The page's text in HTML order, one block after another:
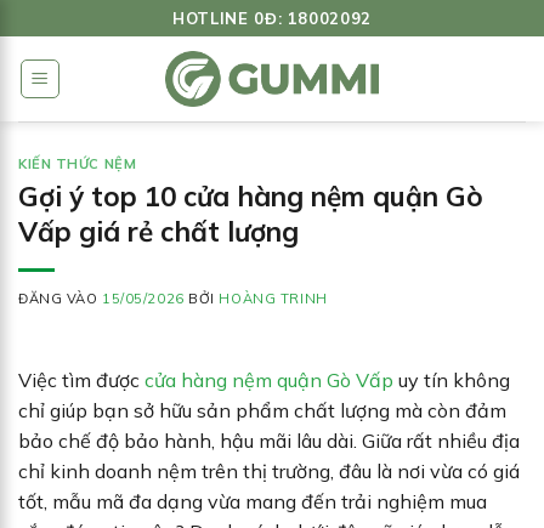
qua
dung
HOTLINE 0Đ: 18002092
KIẾN THỨC NỆM
Gợi ý top 10 cửa hàng nệm quận Gò
Vấp giá rẻ chất lượng
ĐĂNG VÀO 15/05/2026 BỞI HOÀNG TRINH
Việc tìm được cửa hàng nệm quận Gò Vấp uy tín không
chỉ giúp bạn sở hữu sản phẩm chất lượng mà còn đảm
bảo chế độ bảo hành, hậu mãi lâu dài. Giữa rất nhiều địa
chỉ kinh doanh nệm trên thị trường, đâu là nơi vừa có giá
tốt, mẫu mã đa dạng vừa mang đến trải nghiệm mua